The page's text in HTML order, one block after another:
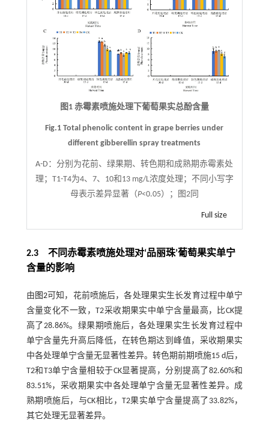
图1 赤霉素喷施处理下葡萄果实总酚含量
Fig.1 Total phenolic content in grape berries under
different gibberellin spray treatments
A-D：分别为花前、绿果期、转色期和成熟期赤霉素处
理；T1-T4为4、7、10和13 mg/L浓度处理；不同小写字
母表示差异显著（P<0.05）；图2同
Full size
2.3 不同赤霉素喷施处理对‘品丽珠’葡萄果实单宁
含量的影响
由 图2可知，花前喷施后，各处理果实生长发育过程中单宁
含量变化不一致，T2采收期果实中单宁含量最高，比CK提
高了28.86%。绿果期喷施后，各处理果实生长发育过程中
单宁含量先升高后降低，在转色期达到峰值，采收期果实
中各处理单宁含量无显著性差异。转色期前期喷施15 d后，
T2和T3单宁含量相较于CK显著提高，分别提高了82.60%和
83.51%，采收期果实中各处理单宁含量无显著性差异。成
熟期喷施后，与CK相比，T2果实单宁含量提高了33.82%，
其它处理无显著差异。